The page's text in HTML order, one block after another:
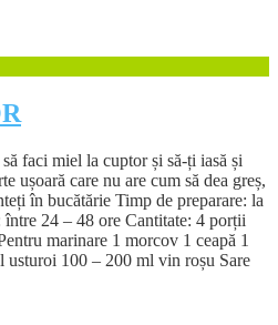
faci miel la cuptor și să-ți iasă și
ușoară care nu are cum să dea greș,
în bucătărie Timp de preparare: la
24 – 48 ore Cantitate: 4 porții
marinare 1 morcov 1 ceapă 1
usturoi 100 – 200 ml vin roșu Sare